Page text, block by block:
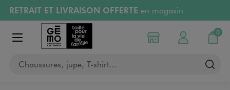
Aller au contenu principal
Aller à la navigation
RETRAIT ET LIVRAISON OFFERTE en magasin
Retours OFFERTSpendant 30 jours
PAYEZ EN 3x SANS FRAIS
RÉSERVATION GRATUITE
Afficher le menu
Chaussures, jupe, T-shirt…
Choisir mon magasin
Mon compte
0
Mon